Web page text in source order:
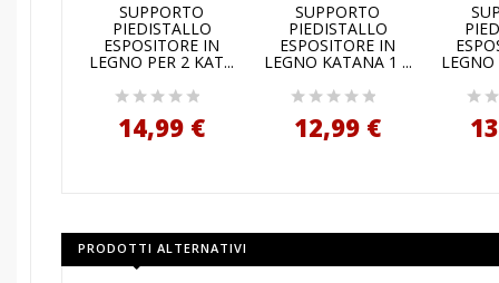
CARRELLO
SUPPORTO
PIEDISTALLO
ESPOSITORE IN
LEGNO PER 2 KAT...
14,99 €
CARRELLO
SUPPORTO
PIEDISTALLO
ESPOSITORE IN
LEGNO KATANA 1 ...
12,99 €
LEGNO
PRODOTTI ALTERNATIVI